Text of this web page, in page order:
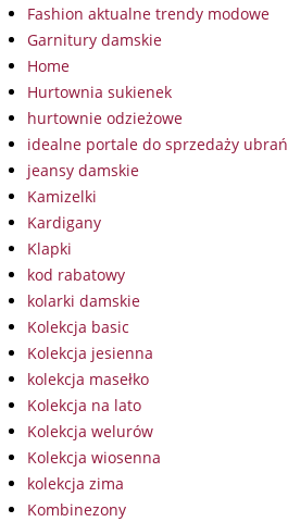
Fashion aktualne trendy modowe
Garnitury damskie
Home
Hurtownia sukienek
hurtownie odzieżowe
idealne portale do sprzedaży ubrań
jeansy damskie
Kamizelki
Kardigany
Klapki
kod rabatowy
kolarki damskie
Kolekcja basic
Kolekcja jesienna
kolekcja masełko
Kolekcja na lato
Kolekcja welurów
Kolekcja wiosenna
kolekcja zima
Kombinezony